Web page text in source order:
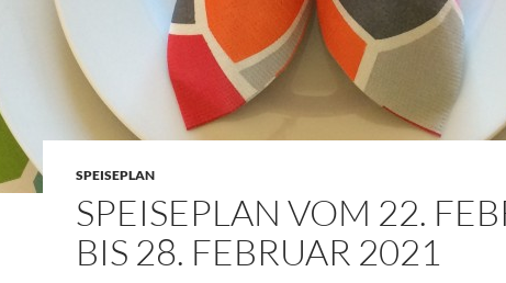
SPEISEPLAN
SPEISEPLAN VOM 22.
BIS 28. FEBRUAR 2021